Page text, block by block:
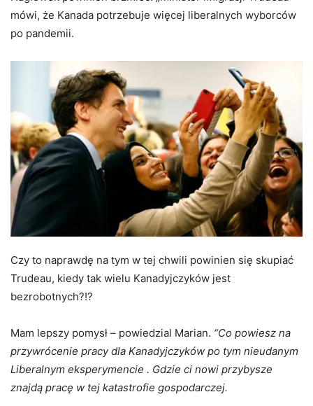
mówi, że Kanada potrzebuje więcej liberalnych wyborców
po pandemii.
Czy to naprawdę na tym w tej chwili powinien się skupiać
Trudeau, kiedy tak wielu Kanadyjczyków jest
bezrobotnych?!?
Mam lepszy pomysł – powiedzial Marian. “Co powiesz na
przywrócenie pracy dla Kanadyjczyków po tym nieudanym
Liberalnym eksperymencie . Gdzie ci nowi przybysze
znajdą pracę w tej katastrofie gospodarczej.